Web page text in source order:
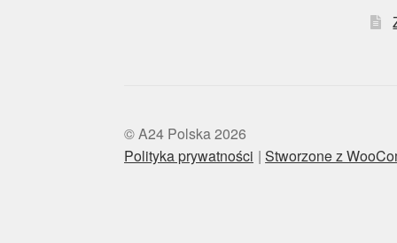
© A24 Polska 2026
Polityka prywatności
Stworzone z